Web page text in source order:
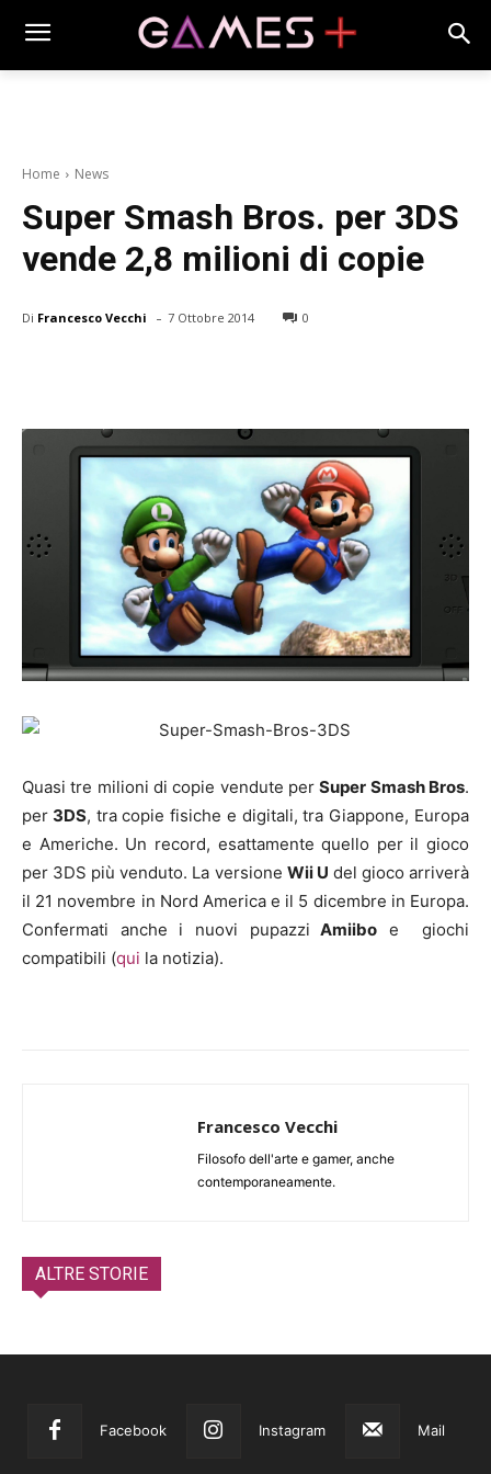
Home News
Super Smash Bros. per 3DS
vende 2,8 milioni di copie
Di Francesco Vecchi - 7 Ottobre 2014 0
Quasi tre milioni di copie vendute perSuper Smash Bros.
per 3DS, tra copie fisiche e digitali, tra Giappone, Europa
e Americhe. Un record, esattamente quello per il gioco
per 3DS più venduto. La versione Wii U del gioco arriverà
il 21 novembre in Nord America e il 5 dicembre in Europa.
Confermati anche i nuovi pupazzi Amiibo e giochi
compatibili (qui la notizia).
Francesco Vecchi
Filosofo dell'arte e gamer, anche
contemporaneamente.
ALTRE STORIE
Facebook Instagram Mail